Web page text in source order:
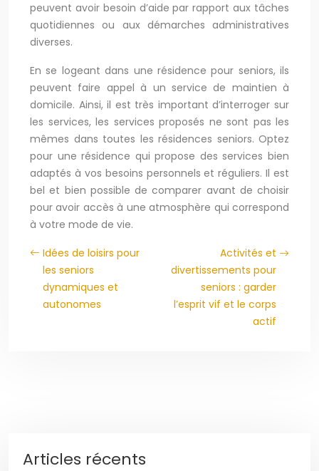
peuvent avoir besoin d’aide par rapport aux tâches
quotidiennes ou aux démarches administratives
diverses.
En se logeant dans une résidence pour seniors, ils
peuvent faire appel à un service de maintien à
domicile. Ainsi, il est très important d’interroger sur
les services, les services proposés ne sont pas les
mêmes dans toutes les résidences seniors. Optez
pour une résidence qui propose des services bien
adaptés à vos besoins personnels et réguliers. Il est
bel et bien possible de comparer avant de choisir
pour avoir accès à une atmosphère qui correspond
à votre mode de vie.
Idées de loisirs pour
les seniors
dynamiques et
autonomes
Activités et
divertissements pour
seniors : garder
l’esprit vif et le corps
actif
Articles récents